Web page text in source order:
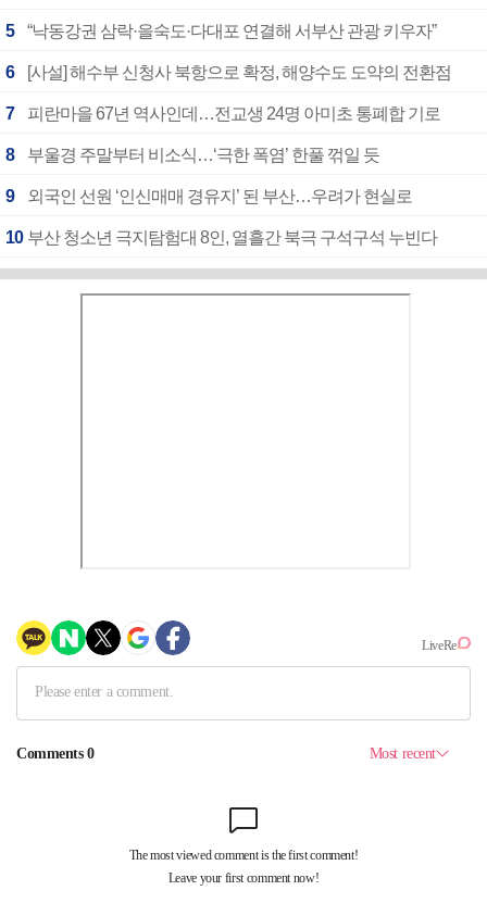
5 “낙동강권 삼락·을숙도·다대포 연결해 서부산 관광 키우자”
6 [사설] 해수부 신청사 북항으로 확정, 해양수도 도약의 전환점
7 피란마을 67년 역사인데…전교생 24명 아미초 통폐합 기로
8 부울경 주말부터 비소식…‘극한 폭염’ 한풀 꺾일 듯
9 외국인 선원 ‘인신매매 경유지’ 된 부산…우려가 현실로
10 부산 청소년 극지탐험대 8인, 열흘간 북극 구석구석 누빈다